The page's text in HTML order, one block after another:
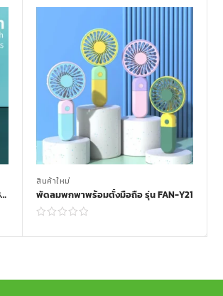
Powerbank Led Torch 4 in 1 รุ่น PWB-Y84
สินค้าใหม่
พัดลมพกพาพร้อมตั้งมือถือ รุ่น FAN-Y21
Read more